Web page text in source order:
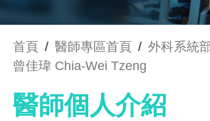
首頁 / 醫師專區首頁 / 外科系統
曾佳瑋 Chia-Wei Tzeng
醫師個人介紹